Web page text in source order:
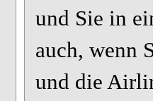
und Sie in
auch, wenn
und die